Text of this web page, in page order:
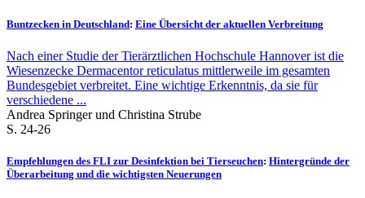
Buntzecken in Deutschland: Eine Übersicht der aktuellen Verbreitung
Nach einer Studie der Tierärztlichen Hochschule Hannover ist die
Wiesenzecke Dermacentor reticulatus mittlerweile im gesamten
Bundesgebiet verbreitet. Eine wichtige Erkenntnis, da sie für
verschiedene ...
Andrea Springer und Christina Strube
S. 24-26
Empfehlungen des FLI zur Desinfektion bei Tierseuchen: Hintergründe der
Überarbeitung und die wichtigsten Neuerungen